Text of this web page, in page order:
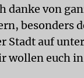
danke von
besonders
Stadt auf
wollen euch